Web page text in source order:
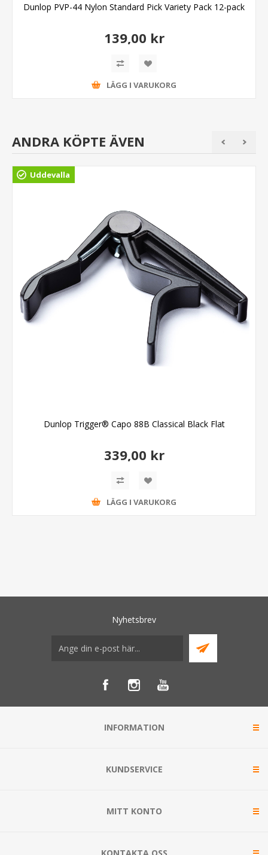
Dunlop PVP-44 Nylon Standard Pick Variety Pack 12-pack
139,00 kr
LÄGG I VARUKORG
ANDRA KÖPTE ÄVEN
Uddevalla
Dunlop Trigger® Capo 88B Classical Black Flat
339,00 kr
LÄGG I VARUKORG
Nyhetsbrev
INFORMATION
KUNDSERVICE
MITT KONTO
KONTAKTA OSS